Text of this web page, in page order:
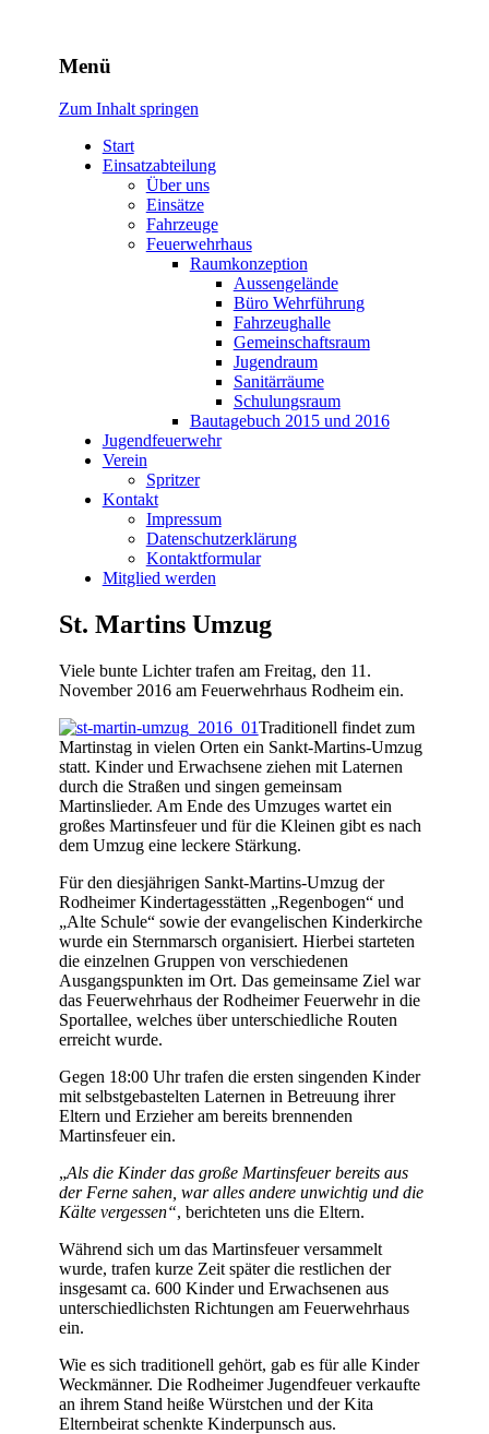
Freiwillige Feuerwehr
Rodheim v.d.H.
Menü
Zum Inhalt springen
Start
Einsatzabteilung
Über uns
Einsätze
Fahrzeuge
Feuerwehrhaus
Raumkonzeption
Aussengelände
Büro Wehrführung
Fahrzeughalle
Gemeinschaftsraum
Jugendraum
Sanitärräume
Schulungsraum
Bautagebuch 2015 und 2016
Jugendfeuerwehr
Verein
Spritzer
Kontakt
Impressum
Datenschutzerklärung
Kontaktformular
Mitglied werden
St. Martins Umzug
Viele bunte Lichter trafen am Freitag, den 11.
November 2016 am Feuerwehrhaus Rodheim ein.
Traditionell findet zum
Martinstag in vielen Orten ein Sankt-Martins-Umzug
statt. Kinder und Erwachsene ziehen mit Laternen
durch die Straßen und singen gemeinsam
Martinslieder. Am Ende des Umzuges wartet ein
großes Martinsfeuer und für die Kleinen gibt es nach
dem Umzug eine leckere Stärkung.
Für den diesjährigen Sankt-Martins-Umzug der
Rodheimer Kindertagesstätten „Regenbogen“ und
„Alte Schule“ sowie der evangelischen Kinderkirche
wurde ein Sternmarsch organisiert. Hierbei starteten
die einzelnen Gruppen von verschiedenen
Ausgangspunkten im Ort. Das gemeinsame Ziel war
das Feuerwehrhaus der Rodheimer Feuerwehr in die
Sportallee, welches über unterschiedliche Routen
erreicht wurde.
Gegen 18:00 Uhr trafen die ersten singenden Kinder
mit selbstgebastelten Laternen in Betreuung ihrer
Eltern und Erzieher am bereits brennenden
Martinsfeuer ein.
„Als die Kinder das große Martinsfeuer bereits aus
der Ferne sahen, war alles andere unwichtig und die
Kälte vergessen“, berichteten uns die Eltern.
Während sich um das Martinsfeuer versammelt
wurde, trafen kurze Zeit später die restlichen der
insgesamt ca. 600 Kinder und Erwachsenen aus
unterschiedlichsten Richtungen am Feuerwehrhaus
ein.
Wie es sich traditionell gehört, gab es für alle Kinder
Weckmänner. Die Rodheimer Jugendfeuer verkaufte
an ihrem Stand heiße Würstchen und der Kita
Elternbeirat schenkte Kinderpunsch aus.